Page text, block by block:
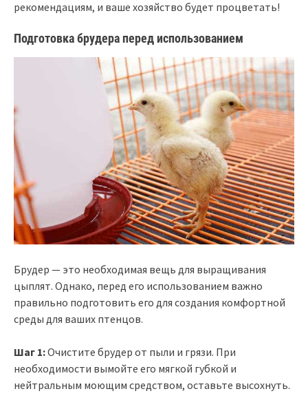
рекомендациям, и ваше хозяйство будет процветать!
Подготовка брудера перед использованием
Брудер — это необходимая вещь для выращивания
цыплят. Однако, перед его использованием важно
правильно подготовить его для создания комфортной
среды для ваших птенцов.
Шаг 1:Очистите брудер от пыли и грязи. При
необходимости вымойте его мягкой губкой и
нейтральным моющим средством, оставьте высохнуть.